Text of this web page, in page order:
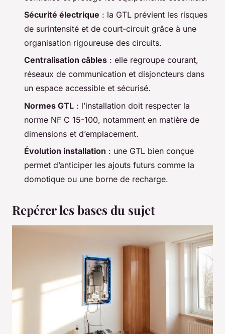
Sécurité électrique : la GTL prévient les risques
de surintensité et de court-circuit grâce à une
organisation rigoureuse des circuits.
Centralisation câbles : elle regroupe courant,
réseaux de communication et disjoncteurs dans
un espace accessible et sécurisé.
Normes GTL : l’installation doit respecter la
norme NF C 15-100, notamment en matière de
dimensions et d’emplacement.
Évolution installation : une GTL bien conçue
permet d’anticiper les ajouts futurs comme la
domotique ou une borne de recharge.
Repérer les bases du sujet